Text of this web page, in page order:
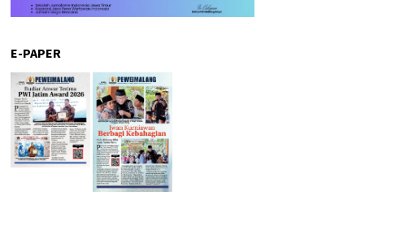
E-PAPER